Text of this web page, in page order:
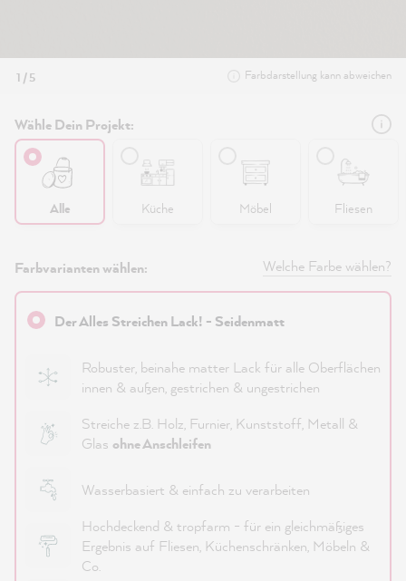
1 / 5 Farbdarstellung kann abweichen
Wähle Dein Projekt:
Alle Küche Möbel Fliesen
Farbvarianten wählen: Welche Farbe wählen?
Der Alles Streichen Lack! - Seidenmatt
Robuster, beinahe matter Lack für alle Oberflächen
innen & außen, gestrichen & ungestrichen
Streiche z.B. Holz, Furnier, Kunststoff, Metall &
Glas ohne Anschleifen
Wasserbasiert & einfach zu verarbeiten
Hochdeckend & tropfarm - für ein gleichmäßiges
Ergebnis auf Fliesen, Küchenschränken, Möbeln &
Co.